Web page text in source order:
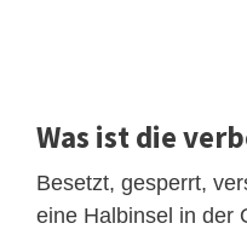
Was ist die
Besetzt, gesperrt,
eine Halbinsel in der